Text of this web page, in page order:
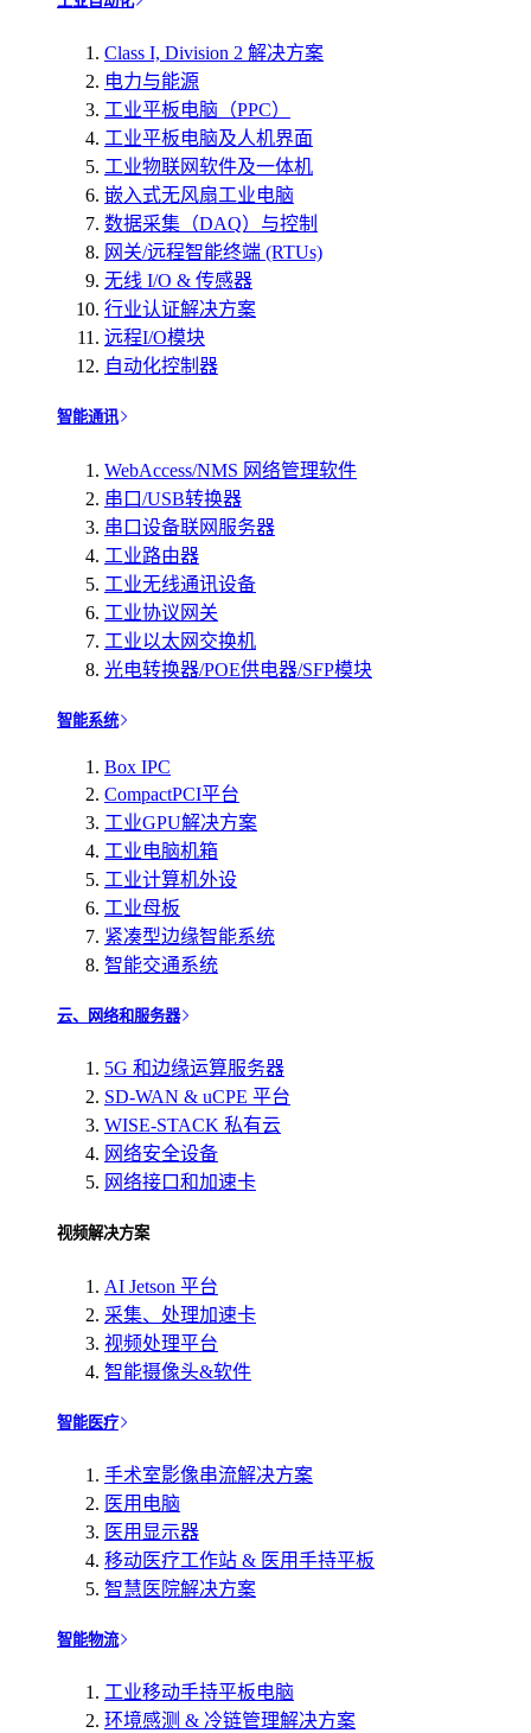
Class I, Division 2 解决方案
电力与能源
工业平板电脑（PPC）
工业平板电脑及人机界面
工业物联网软件及一体机
嵌入式无风扇工业电脑
数据采集（DAQ）与控制
网关/远程智能终端 (RTUs)
无线 I/O & 传感器
行业认证解决方案
远程I/O模块
自动化控制器
智能通讯
WebAccess/NMS 网络管理软件
串口/USB转换器
串口设备联网服务器
工业路由器
工业无线通讯设备
工业协议网关
工业以太网交换机
光电转换器/POE供电器/SFP模块
智能系统
Box IPC
CompactPCI平台
工业GPU解决方案
工业电脑机箱
工业计算机外设
工业母板
紧凑型边缘智能系统
智能交通系统
云、网络和服务器
5G 和边缘运算服务器
SD-WAN & uCPE 平台
WISE-STACK 私有云
网络安全设备
网络接口和加速卡
视频解决方案
AI Jetson 平台
采集、处理加速卡
视频处理平台
智能摄像头&软件
智能医疗
手术室影像串流解决方案
医用电脑
医用显示器
移动医疗工作站 & 医用手持平板
智慧医院解决方案
智能物流
工业移动手持平板电脑
环境感测 & 冷链管理解决方案